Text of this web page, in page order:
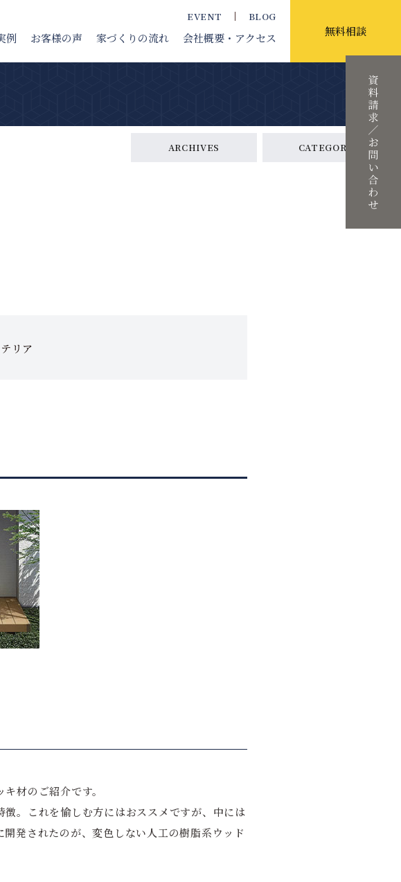
例 お客様の声 家づくりの流れ 会社概要 ・アクセス
EVENT BLOG
無料相談
ARCHIVES CATEGORY
リア
材のご紹介です。
。これを愉しむ方にはおススメですが、中には
発されたのが、変色しない人工の樹脂系ウッド